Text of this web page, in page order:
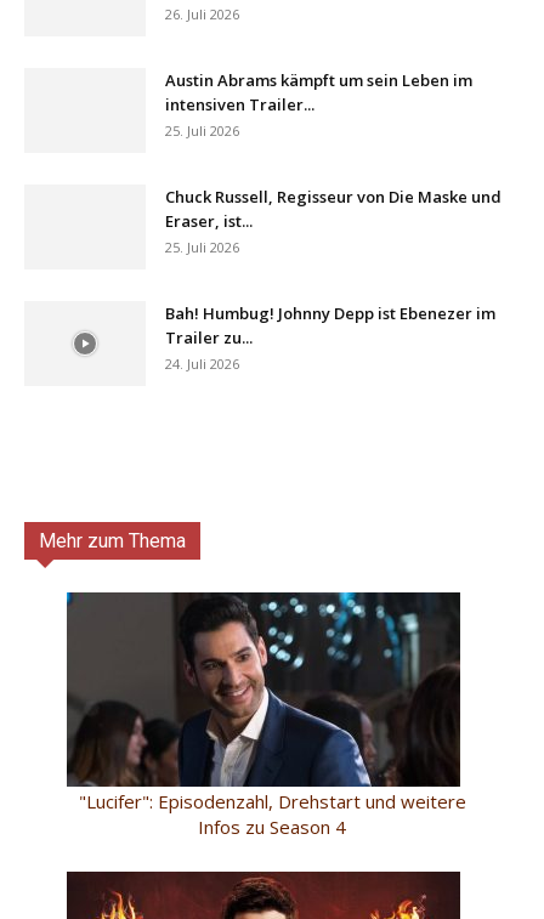
26. Juli 2026
Austin Abrams kämpft um sein Leben im
intensiven Trailer...
25. Juli 2026
Chuck Russell, Regisseur von Die Maske und
Eraser, ist...
25. Juli 2026
Bah! Humbug! Johnny Depp ist Ebenezer im
Trailer zu...
24. Juli 2026
Mehr zum Thema
"Lucifer": Episodenzahl, Drehstart und weitere
Infos zu Season 4